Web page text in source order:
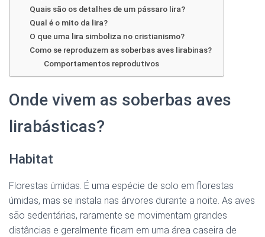
Quais são os detalhes de um pássaro lira?
Qual é o mito da lira?
O que uma lira simboliza no cristianismo?
Como se reproduzem as soberbas aves lirabinas?
Comportamentos reprodutivos
Onde vivem as soberbas aves
lirabásticas?
Habitat
Florestas úmidas. É uma espécie de solo em florestas
úmidas, mas se instala nas árvores durante a noite. As aves
são sedentárias, raramente se movimentam grandes
distâncias e geralmente ficam em uma área caseira de